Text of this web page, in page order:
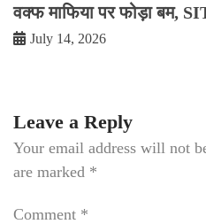
वक्फ माफिया पर फोड़ा बम,
July 14, 2026
Leave a Reply
Your email address will not
are marked *
Comment *